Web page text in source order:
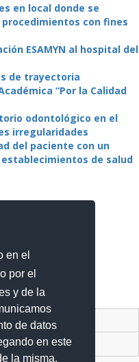
en el
por el
y de la
de datos
en este
la misma.
en local donde se
con fines
ESAMYN al hospital del
de trayectoria
“Por la Calidad
odontológico en el
irregularidades
del paciente con un
de salud
Digital